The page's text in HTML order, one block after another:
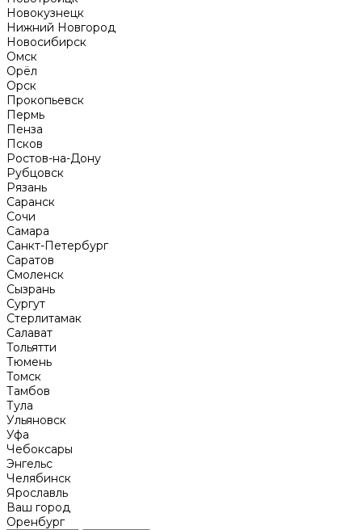
Новокузнецк
Нижний Новгород
Новосибирск
Омск
Орёл
Орск
Прокопьевск
Пермь
Пенза
Псков
Ростов-на-Дону
Рубцовск
Рязань
Саранск
Сочи
Самара
Санкт-Петербург
Саратов
Смоленск
Сызрань
Сургут
Стерлитамак
Салават
Тольятти
Тюмень
Томск
Тамбов
Тула
Ульяновск
Уфа
Чебоксары
Энгельс
Челябинск
Ярославль
Ваш город
Оренбург